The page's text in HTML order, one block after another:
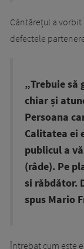
Cântărețul a
defectele
„Trebuie să
chiar și
Persoana
Calitatea ei
publicul a
(râde). Pe
si răbdător.
spus Mario
Întrebat cum este